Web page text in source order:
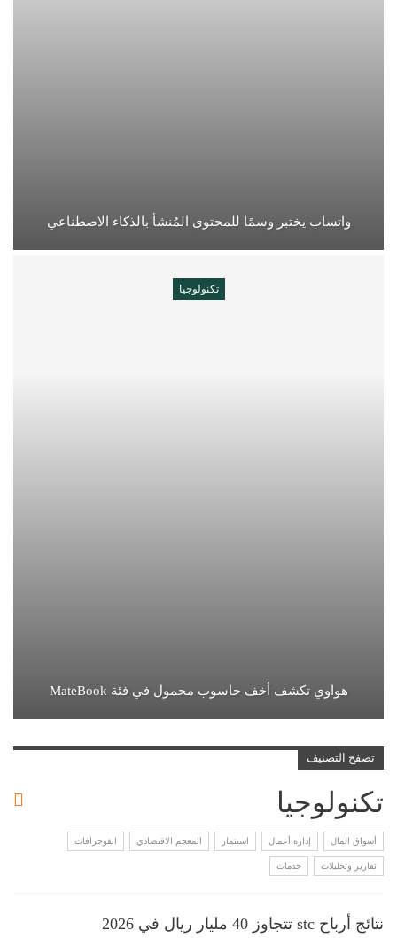
واتساب يختبر وسمًا للمحتوى المُنشأ بالذكاء الاصطناعي
تكنولوجيا
هواوي تكشف أخف حاسوب محمول في فئة MateBook
تصفح التصنيف
تكنولوجيا
أسواق المال إدارة أعمال استثمار المعجم الاقتصادي انفوجرافات
تقارير وتحليلات خدمات
نتائج أرباح stc تتجاوز 40 مليار ريال في 2026